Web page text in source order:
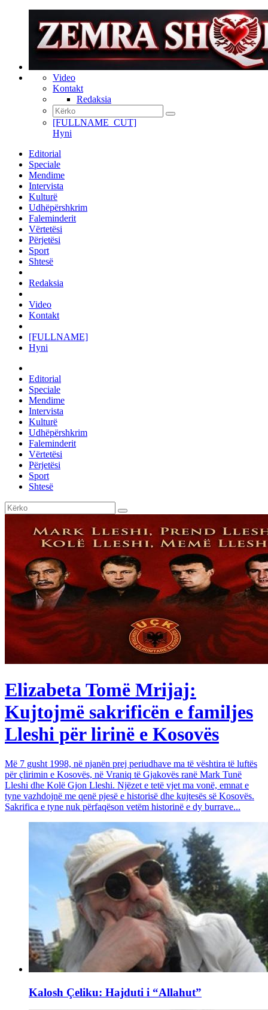
Video
Kontakt
Redaksia
[FULLNAME_CUT]
Hyni
Editorial
Speciale
Mendime
Intervista
Kulturë
Udhëpërshkrim
Faleminderit
Vërtetësi
Përjetësi
Sport
Shtesë
Redaksia
Video
Kontakt
[FULLNAME]
Hyni
Editorial
Speciale
Mendime
Intervista
Kulturë
Udhëpërshkrim
Faleminderit
Vërtetësi
Përjetësi
Sport
Shtesë
Elizabeta Tomë Mrijaj:
Kujtojmë sakrificën e familjes
Lleshi për lirinë e Kosovës
Më 7 gusht 1998, në njanën prej periudhave ma të vështira të luftës
për çlirimin e Kosovës, në Vraniq të Gjakovës ranë Mark Tunë
Lleshi dhe Kolë Gjon Lleshi. Njëzet e tetë vjet ma vonë, emnat e
tyne vazhdojnë me qenë pjesë e historisë dhe kujtesës së Kosovës.
Sakrifica e tyne nuk përfaqëson vetëm historinë e dy burrave...
Kalosh Çeliku: Hajduti i “Allahut”